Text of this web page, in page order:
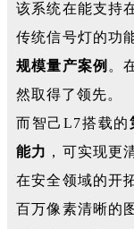
该系统在能支持
传统信号灯的功
规模量产案例 。
然取得了领先。
而智己L7搭载的
能力 ，可实现更
在安全领域的开
百万像素清晰的